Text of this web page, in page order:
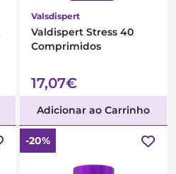
Valsdispert
Valdispert Stress 40
Comprimidos
17,07€
Adicionar ao Carrinho
-20%